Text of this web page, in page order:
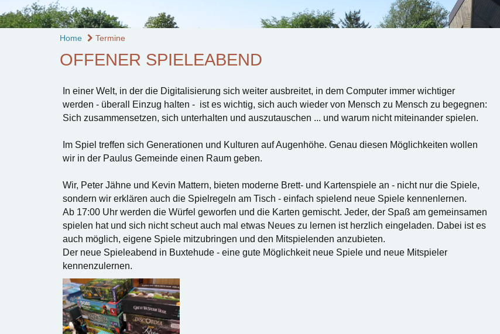
Home Termine
OFFENER SPIELEABEND
In einer Welt, in der die Digitalisierung sich weiter ausbreitet, in dem Computer immer wichtiger
werden - überall Einzug halten - ist es wichtig, sich auch wieder von Mensch zu Mensch zu begegnen:
Sich zusammensetzen, sich unterhalten und auszutauschen ... und warum nicht miteinander spielen.
Im Spiel treffen sich Generationen und Kulturen auf Augenhöhe. Genau diesen Möglichkeiten wollen
wir in der Paulus Gemeinde einen Raum geben.
Wir, Peter Jähne und Kevin Mattern, bieten moderne Brett- und Kartenspiele an - nicht nur die Spiele,
sondern wir erklären auch die Spielregeln am Tisch - einfach spielend neue Spiele kennenlernen.
Ab 17:00 Uhr werden die Würfel geworfen und die Karten gemischt. Jeder, der Spaß am gemeinsamen
spielen hat und sich nicht scheut auch mal etwas Neues zu lernen ist herzlich eingeladen. Dabei ist es
auch möglich, eigene Spiele mitzubringen und den Mitspielenden anzubieten.
Der neue Spieleabend in Buxtehude - eine gute Möglichkeit neue Spiele und neue Mitspieler
kennenzulernen.